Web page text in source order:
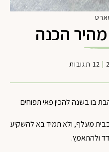
הכנה
בו בשנה להכין פאי תפוחים
מעלף, ולא תמיד בא להשקיע
ולהתאמץ.